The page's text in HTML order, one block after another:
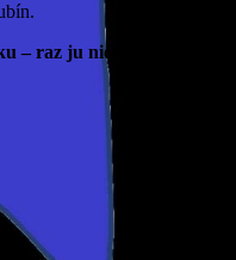
– raz ju niekto môže